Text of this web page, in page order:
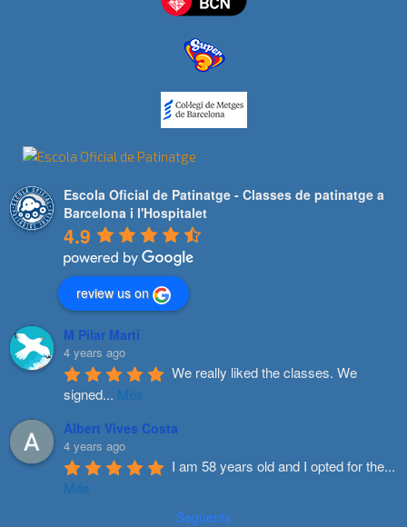
Escola Oficial de Patinatge - Classes de patinatge a
Barcelona i l'Hospitalet
4.9
review us on
M Pilar Marti
4 years ago
We really liked the classes. We
signed... Més
Albert Vives Costa
4 years ago
I am 58 years old and I opted for the...
Més
Següents